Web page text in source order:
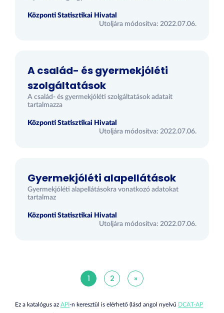
Központi Statisztikai Hivatal
Utoljára módosítva: 2022.07.06.
A család- és gyermekjóléti
szolgáltatások
A család- és gyermekjóléti szolgáltatások adatait
tartalmazza
Központi Statisztikai Hivatal
Utoljára módosítva: 2022.07.06.
Gyermekjóléti alapellátások
Gyermekjóléti alapellátásokra vonatkozó adatokat
tartalmaz
Központi Statisztikai Hivatal
Utoljára módosítva: 2022.07.06.
1 2 »
Ez a katalógus az API-n keresztül is elérhető (lásd angol nyelvű DCAT-AP